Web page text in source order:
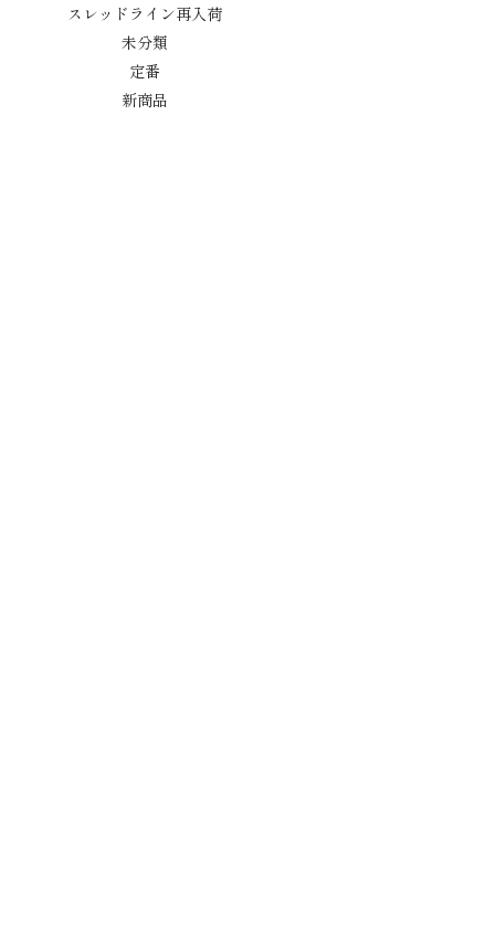
スレッドライン再入荷
未分類
定番
新商品